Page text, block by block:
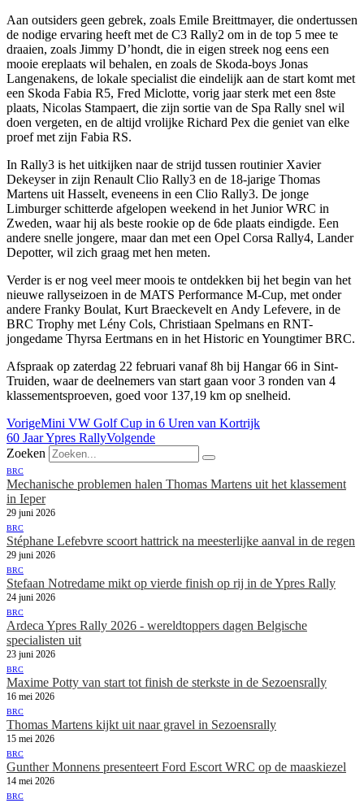
Aan outsiders geen gebrek, zoals Emile Breittmayer, die ondertussen
de nodige ervaring heeft met de C3 Rally2 om in de top 5 mee te
draaien, zoals Jimmy D’hondt, die in eigen streek nog eens een
mooie ereplaats wil behalen, en zoals de Skoda-boys Jonas
Langenakens, de lokale specialist die eindelijk aan de start komt met
een Skoda Fabia R5, Fred Miclotte, vorig jaar sterk met een 8ste
plaats, Nicolas Stampaert, die zijn sortie van de Spa Rally snel wil
doen vergeten, en de altijd vrolijke Richard Pex die geniet van elke
proef met zijn Fabia RS.
In Rally3 is het uitkijken naar de strijd tussen routinier Xavier
Dekeyser in zijn Renault Clio Rally3 en de 18-jarige Thomas
Martens uit Hasselt, eveneens in een Clio Rally3. De jonge
Limburger schitterde afgelopen weekend in het Junior WRC in
Zweden, waar hij als beste rookie op de 6de plaats eindigde. Een
andere snelle jongere, maar dan met een Opel Corsa Rally4, Lander
Depotter, wil zich graag met hen meten.
Verder is er nog veel meer moois te ontdekken bij het begin van het
nieuwe rallyseizoen in de MATS Performance M-Cup, met onder
andere Franky Boulat, Kurt Braeckevelt en Andy Lefevere, in de
BRC Trophy met Lény Cols, Christiaan Spelmans en RNT-
jongedame Thyrsa Eertmans en in het Historic en Youngtimer BRC.
Afspraak op zaterdag 22 februari vanaf 8h bij Hangar 66 in Sint-
Truiden, waar de deelnemers van start gaan voor 3 ronden van 4
klassementsproeven, goed voor 137,19 km op snelheid.
VorigeMini VW Golf Cup in 6 Uren van Kortrijk
60 Jaar Ypres RallyVolgende
Zoeken
BRC
Mechanische problemen halen Thomas Martens uit het klassement
in Ieper
29 juni 2026
BRC
Stéphane Lefebvre scoort hattrick na meesterlijke aanval in de regen
29 juni 2026
BRC
Stefaan Notredame mikt op vierde finish op rij in de Ypres Rally
24 juni 2026
BRC
Ardeca Ypres Rally 2026 - wereldtoppers dagen Belgische
specialisten uit
23 juni 2026
BRC
Maxime Potty van start tot finish de sterkste in de Sezoensrally
16 mei 2026
BRC
Thomas Martens kijkt uit naar gravel in Sezoensrally
15 mei 2026
BRC
Gunther Monnens presenteert Ford Escort WRC op de maaskiezel
14 mei 2026
BRC